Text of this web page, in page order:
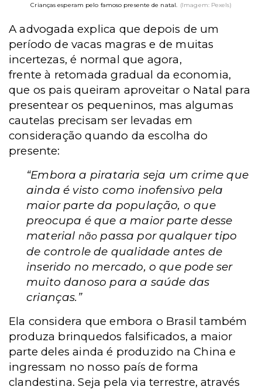
Crianças esperam pelo famoso presente de natal. (Imagem: Pexels)
A advogada explica que depois de um
período de vacas magras e de muitas
incertezas, é normal que agora,
frente à retomada gradual da economia,
que os pais queiram aproveitar o Natal para
presentear os pequeninos, mas algumas
cautelas precisam ser levadas em
consideração quando da escolha do
presente:
“Embora a pirataria seja um crime que
ainda é visto como inofensivo pela
maior parte da população, o que
preocupa é que a maior parte desse
material não passa por qualquer tipo
de controle de qualidade antes de
inserido no mercado, o que pode ser
muito danoso para a saúde das
crianças.”
Ela considera que embora o Brasil também
produza brinquedos falsificados, a maior
parte deles ainda é produzido na China e
ingressam no nosso país de forma
clandestina. Seja pela via terrestre, através